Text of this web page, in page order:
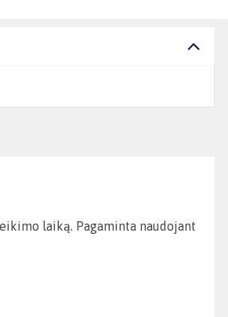
laiką. Pagaminta naudojant